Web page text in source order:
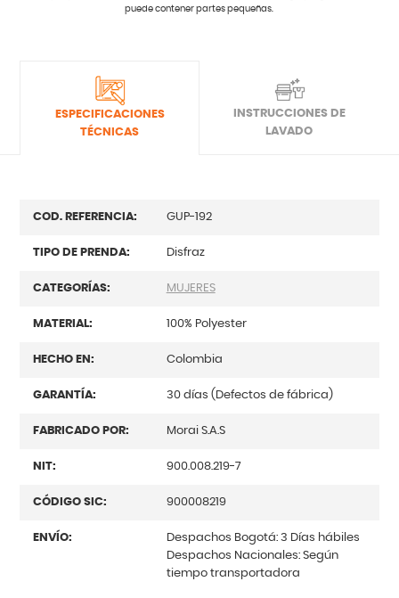
puede contener partes pequeñas.
ESPECIFICACIONES
TÉCNICAS
INSTRUCCIONES DE
LAVADO
COD. REFERENCIA: GUP-192
TIPO DE PRENDA: Disfraz
CATEGORÍAS: MUJERES
MATERIAL: 100% Polyester
HECHO EN: Colombia
GARANTÍA: 30 días (Defectos de fábrica)
FABRICADO POR: Morai S.A.S
NIT: 900.008.219-7
CÓDIGO SIC: 900008219
ENVÍO:
Despachos Bogotá: 3 Días hábiles
Despachos Nacionales: Según
tiempo transportadora